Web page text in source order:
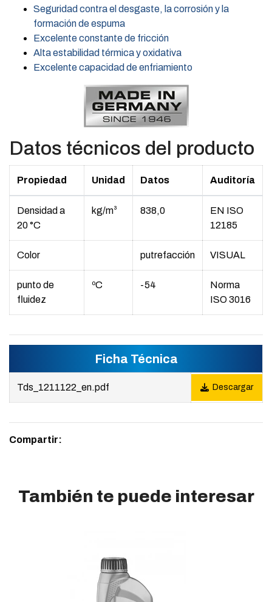
Seguridad contra el desgaste, la corrosión y la
formación de espuma
Excelente constante de fricción
Alta estabilidad térmica y oxidativa
Excelente capacidad de enfriamiento
Datos técnicos del producto
Propiedad Unidad Datos Auditoría
Densidad a
20 °C
kg/m³ 838,0
EN ISO
12185
Color putrefacción VISUAL
punto de
fluidez
ºC -54
Norma
ISO 3016
Ficha Técnica
Tds_1211122_en.pdf Descargar
Compartir:
También te puede interesar